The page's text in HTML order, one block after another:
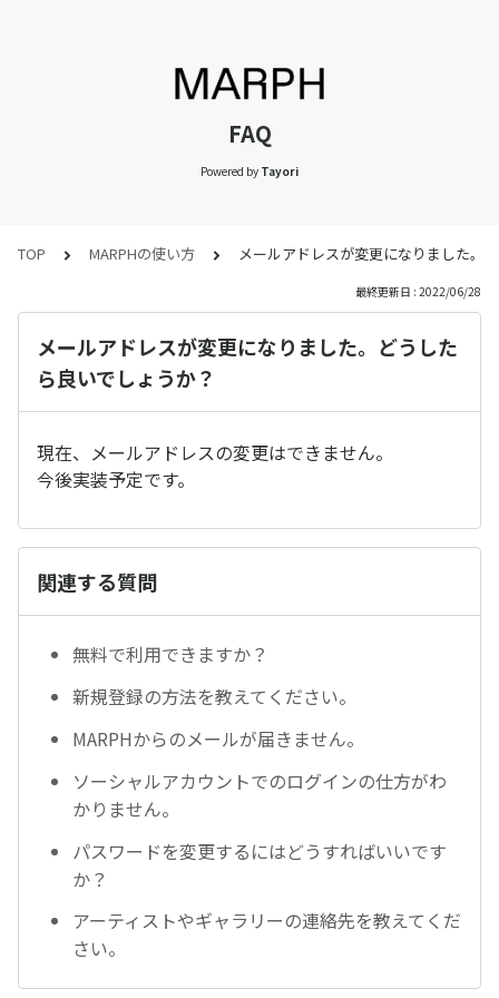
FAQ
Powered by Tayori
TOP MARPHの使い方 メールアドレスが変更になりました。
最終更新日 : 2022/06/28
メールアドレスが変更になりました。どうした
ら良いでしょうか？
現在、メールアドレスの変更はできません。
今後実装予定です。
関連する質問
無料で利用できますか？
新規登録の方法を教えてください。
MARPHからのメールが届きません。
ソーシャルアカウントでのログインの仕方がわ
かりません。
パスワードを変更するにはどうすればいいです
か？
アーティストやギャラリーの連絡先を教えてくだ
さい。